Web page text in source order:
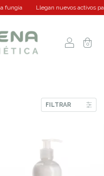
Llegan nuevos activos para tu
0
FILTRAR